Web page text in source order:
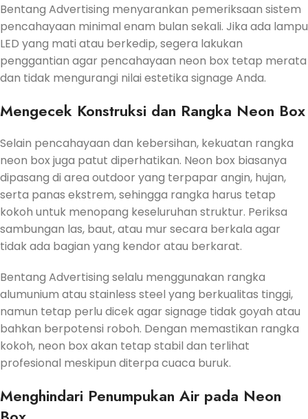
Bentang Advertising menyarankan pemeriksaan sistem
pencahayaan minimal enam bulan sekali. Jika ada lampu
LED yang mati atau berkedip, segera lakukan
penggantian agar pencahayaan neon box tetap merata
dan tidak mengurangi nilai estetika signage Anda.
Mengecek Konstruksi dan Rangka Neon Box
Selain pencahayaan dan kebersihan, kekuatan rangka
neon box juga patut diperhatikan. Neon box biasanya
dipasang di area outdoor yang terpapar angin, hujan,
serta panas ekstrem, sehingga rangka harus tetap
kokoh untuk menopang keseluruhan struktur. Periksa
sambungan las, baut, atau mur secara berkala agar
tidak ada bagian yang kendor atau berkarat.
Bentang Advertising selalu menggunakan rangka
alumunium atau stainless steel yang berkualitas tinggi,
namun tetap perlu dicek agar signage tidak goyah atau
bahkan berpotensi roboh. Dengan memastikan rangka
kokoh, neon box akan tetap stabil dan terlihat
profesional meskipun diterpa cuaca buruk.
Menghindari Penumpukan Air pada Neon